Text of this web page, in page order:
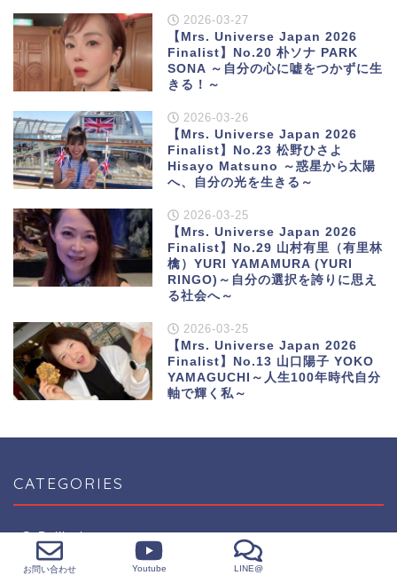
2026-03-27
【Mrs. Universe Japan 2026
Finalist】No.20 朴ソナ PARK
SONA ～自分の心に嘘をつかずに生
きる！～
2026-03-26
【Mrs. Universe Japan 2026
Finalist】No.23 松野ひさよ
Hisayo Matsuno ～惑星から太陽
へ、自分の光を生きる～
2026-03-25
【Mrs. Universe Japan 2026
Finalist】No.29 山村有里（有里林
檎）YURI YAMAMURA (YURI
RINGO)～自分の選択を誇りに思え
る社会へ～
2026-03-25
【Mrs. Universe Japan 2026
Finalist】No.13 山口陽子 YOKO
YAMAGUCHI～人生100年時代自分
軸で輝く私～
CATEGORIES
Bellissima
社会貢献と美のコミュニティ
お問い合わせ Youtube LINE@